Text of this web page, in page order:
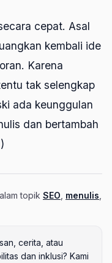
cepat. Asal
kembali ide
Karena
tak selengkap
ada keunggulan
dan bertambah
topik SEO menulis
cerita, atau
dan inklusi? Kami